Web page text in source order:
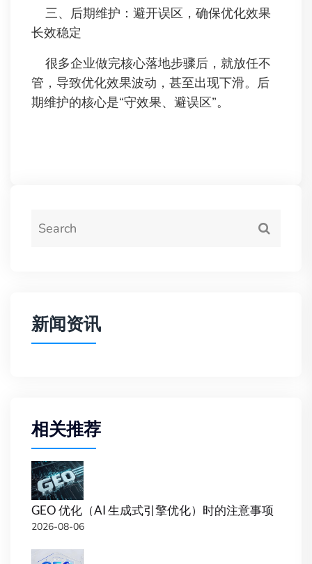
三、后期维护：避开误区，确保优化效果
长效稳定
很多企业做完核心落地步骤后，就放任不
管，导致优化效果波动，甚至出现下滑。后
期维护的核心是“守效果、避误区”。
新闻资讯
相关推荐
GEO 优化（AI 生成式引擎优化）时的注意事项
2026-08-06